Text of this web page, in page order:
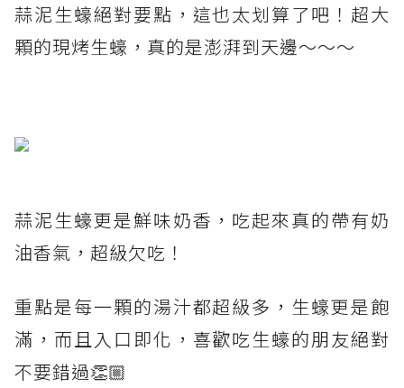
蒜泥生蠔絕對要點，這也太划算了吧！超大
顆的現烤生蠔，真的是澎湃到天邊～～～
蒜泥生蠔更是鮮味奶香，吃起來真的帶有奶
油香氣，超級欠吃！
重點是每一顆的湯汁都超級多，生蠔更是飽
滿，而且入口即化，喜歡吃生蠔的朋友絕對
不要錯過👏🏼